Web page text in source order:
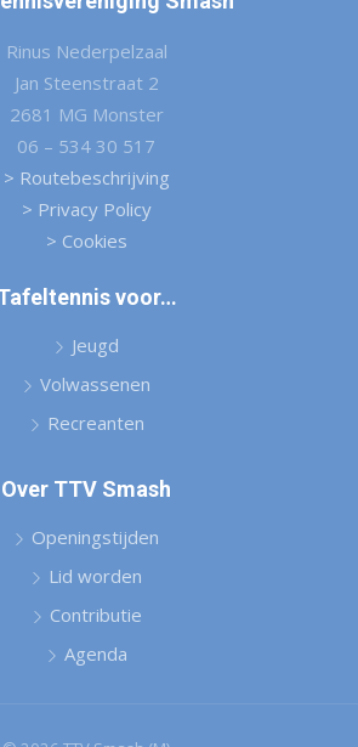
Rinus Nederpelzaal
Jan Steenstraat 2
2681 MG Monster
06 – 534 30 517
> Routebeschrijving
> Privacy Policy
> Cookies
voor…
Jeugd
Volwassenen
Recreanten
Over TTV Smash
Openingstijden
Lid worden
Contributie
Agenda